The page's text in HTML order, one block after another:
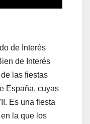
de Interés
de Interés
las fiestas
España, cuyas
Es una fiesta
la que los